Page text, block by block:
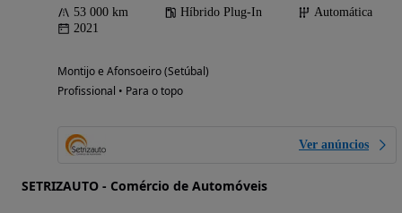
53 000 km Híbrido Plug-In
Automática
2021
Montijo e Afonsoeiro (Setúbal)
Profissional • Para o topo
Ver anúncios
SETRIZAUTO - Comércio de Automóveis